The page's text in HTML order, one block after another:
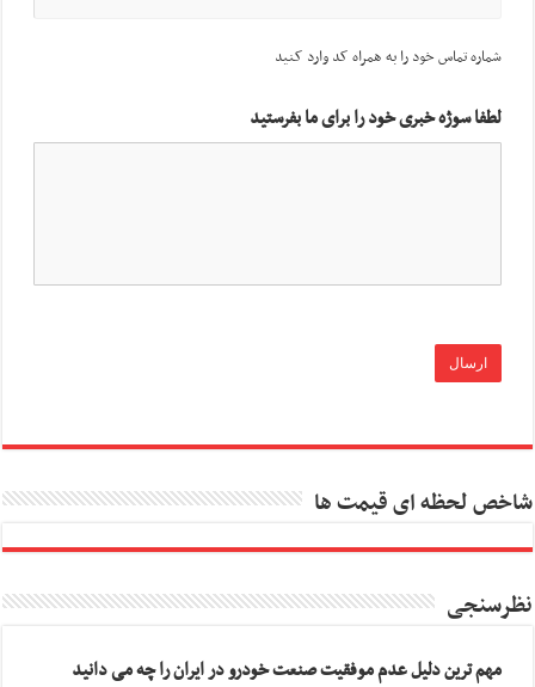
شماره تماس خود را به همراه کد وارد کنید
لطفا سوژه خبری خود را برای ما بفرستید
شاخص لحظه ای قیمت ها
نظرسنجی
مهم ترین دلیل عدم موفقیت صنعت خودرو در ایران را چه می دانید